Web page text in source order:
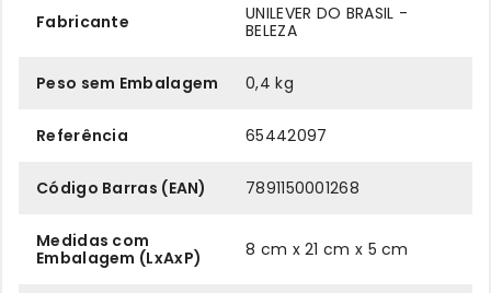
Fabricante
UNILEVER DO BRASIL -
BELEZA
Peso sem Embalagem 0,4 kg
Referência 65442097
Código Barras (EAN) 7891150001268
Medidas com
Embalagem (LxAxP)
8 cm x 21 cm x 5 cm